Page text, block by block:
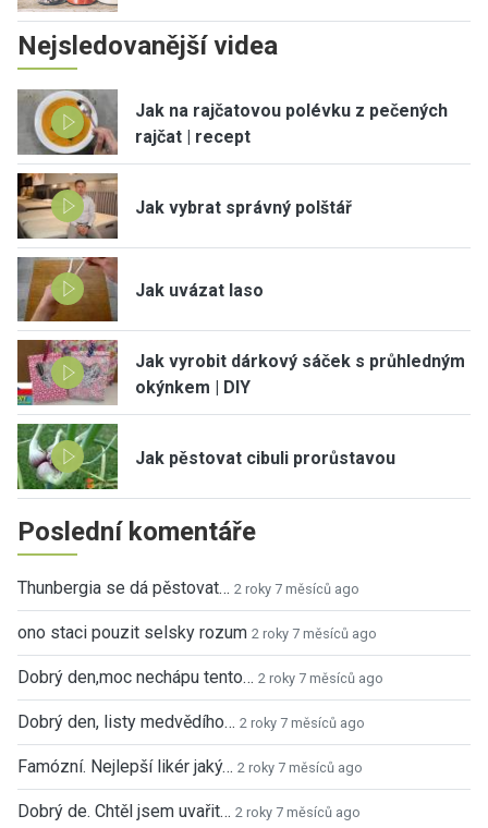
Nejsledovanější videa
Jak na rajčatovou polévku z pečených
rajčat | recept
Jak vybrat správný polštář
Jak uvázat laso
Jak vyrobit dárkový sáček s průhledným
okýnkem | DIY
Jak pěstovat cibuli prorůstavou
Poslední komentáře
Thunbergia se dá pěstovat… 2 roky 7 měsíců ago
ono staci pouzit selsky rozum 2 roky 7 měsíců ago
Dobrý den,moc nechápu tento… 2 roky 7 měsíců ago
Dobrý den, listy medvědího… 2 roky 7 měsíců ago
Famózní. Nejlepší likér jaký… 2 roky 7 měsíců ago
Dobrý de. Chtěl jsem uvařit… 2 roky 7 měsíců ago